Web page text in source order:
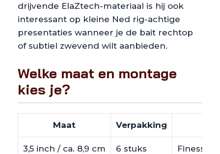
drijvende ElaZtech-materiaal is hij ook
interessant op kleine Ned rig-achtige
presentaties wanneer je de bait rechtop
of subtiel zwevend wilt aanbieden.
Welke maat en montage
kies je?
Maat Verpakking
3,5 inch / ca. 8,9 cm 6 stuks Finesse